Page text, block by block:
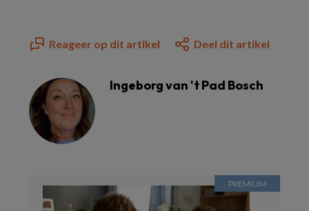
Reageer op dit artikel Deel dit artikel
Ingeborg van 't Pad Bosch